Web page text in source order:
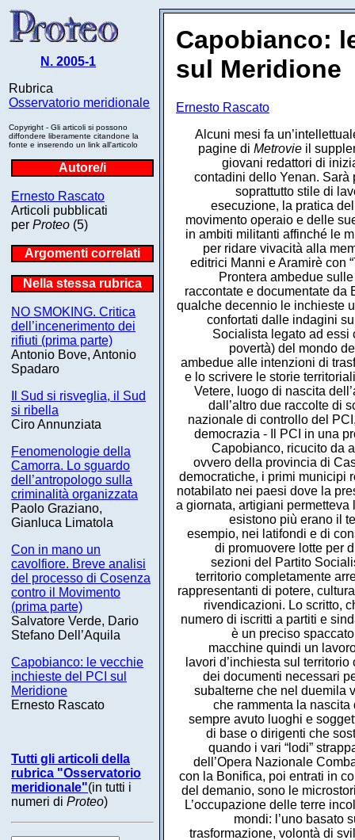
N. 2005-1
Rubrica
Osservatorio meridionale
Copyright - Gli articoli si possono
diffondere liberamente citandone la
fonte e inserendo un link all'articolo
Autore/i
Ernesto Rascato
Articoli pubblicati
per Proteo (5)
Argomenti correlati
Nella stessa rubrica
NO SMOKING. Critica
dell’incenerimento dei
rifiuti (prima parte)
Antonio Bove, Antonio
Spadaro
Il Sud si risveglia, il Sud
si ribella
Ciro Annunziata
Fenomenologie della
Camorra. Lo sguardo
dell’antropologo sulla
criminalità organizzata
Paolo Graziano,
Gianluca Limatola
Con in mano un
cavolfiore. Breve analisi
del processo di Cosenza
contro il Movimento
(prima parte)
Salvatore Verde, Dario
Stefano Dell’Aquila
Capobianco: le vecchie
inchieste del PCI sul
Meridione
Ernesto Rascato
Tutti gli articoli della
rubrica "Osservatorio
meridionale"(in tutti i
numeri di Proteo)
Capobianco:
sul Meridione
Ernesto Rascato
Alcuni mesi fa
pagine di Metrovie il
giovani redattori di
contadini dello Yenan. Sarà
soprattutto stile di
esecuzione, la pratica
movimento operaio e delle
in ambiti militanti affinché le
per ridare vivacità alla
editrici Manni e Aramirè con
Prontera ambedue
raccontate e documentate da
qualche decennio le inchieste
confortati dalle indagini
Socialista legato ad essi
povertà) del mondo
ambedue alle intenzioni di
e lo scrivere le storie
Vetere, luogo di nascita
dall’altro due raccolte di
nazionale di controllo del
democrazia - Il PCI in una
Capobianco, ricucito da
ovvero della provincia di
democratiche, i primi municipi
notabilato nei paesi dove la
a giornata, artigiani
esistono più erano il
esempio, nei latifondi e di
di promuovere lotte per
sezioni del Partito
territorio completamente
rappresentanti di potere,
rivendicazioni. Lo scritto,
numero di iscritti a partiti e
è un preciso
macchine quindi un
lavori d’inchiesta sul
dei documenti necessari
subalterne che nel duemila
che rammenta la
sempre avuto luoghi e
di base o dirigenti che
quando i vari “lodi”
dell’Opera Nazionale
con la Bonifica, poi entrati in
del demanio, sono le
L’occupazione delle terre
mondi: l’uno basato
trasformazione, volontà di